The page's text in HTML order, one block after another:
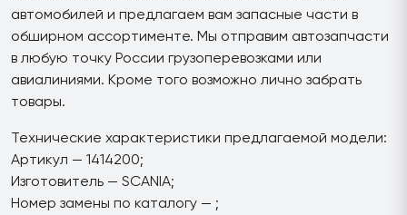
автомобилей и предлагаем вам запасные части в
обширном ассортименте. Мы отправим автозапчасти
в любую точку России грузоперевозками или
авиалиниями. Кроме того возможно лично забрать
товары.
Технические характеристики предлагаемой модели:
Артикул — 1414200;
Изготовитель — SCANIA;
Номер замены по каталогу — ;